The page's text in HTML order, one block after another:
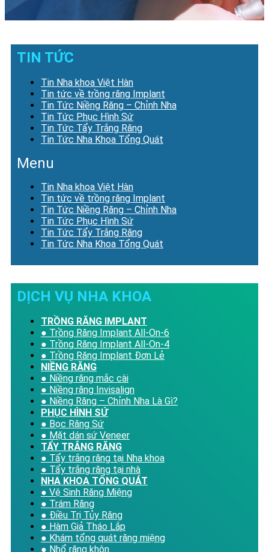
TIN TỨC
Tin Nha khoa Việt Hàn
Tin tức về trồng răng Implant
Tin Tức Niềng Răng – Chỉnh Nha
Tin Tức Phục Hình Sứ
Tin Tức Tẩy Trắng Răng
Tin Tức Nha Khoa Tổng Quát
Menu
Tin Nha khoa Việt Hàn
Tin tức về trồng răng Implant
Tin Tức Niềng Răng – Chỉnh Nha
Tin Tức Phục Hình Sứ
Tin Tức Tẩy Trắng Răng
Tin Tức Nha Khoa Tổng Quát
DỊCH VỤ NHA KHOA
TRỒNG RĂNG IMPLANT
● Trồng Răng Implant All-On-6
● Trồng Răng Implant All-On-4
● Trồng Răng Implant Đơn Lẻ
NIỀNG RĂNG
● Niềng răng mắc cài
● Niềng răng Invisalign
● Niềng Răng – Chỉnh Nha Là Gì?
PHỤC HÌNH SỨ
● Bọc Răng Sứ
● Mặt dán sứ Veneer
TẨY TRẮNG RĂNG
● Tẩy trắng răng tại Nha khoa
● Tẩy trắng răng tại nhà
NHA KHOA TỔNG QUÁT
● Vệ Sinh Răng Miệng
● Trám Răng
● Điều Trị Tủy Răng
● Hàm Giả Tháo Lắp
● Khám tổng quát răng miệng
● Nhổ răng khôn